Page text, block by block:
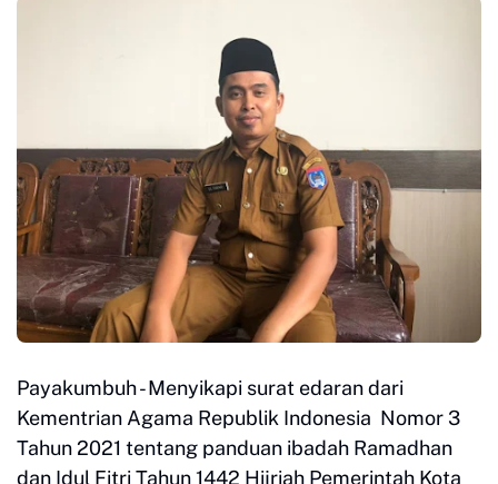
Payakumbuh - Menyikapi surat edaran dari
Kementrian Agama Republik Indonesia Nomor 3
Tahun 2021 tentang panduan ibadah Ramadhan
dan Idul Fitri Tahun 1442 Hijriah Pemerintah Kota